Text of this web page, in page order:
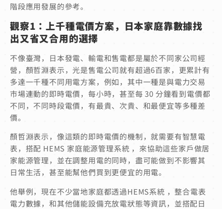
階段應用發展的參考。
觀察1：上千種電價方案，日本家庭靠數據找
出又省又合用的選擇
不像臺灣，日本發電、輸電和售電都是屬於不同家公司經
營，顏哲淵表示，光是售電公司就有超過6百家，更累計有
多達一千種不同用電方案，例如，其中一種是與電力交易
市場連動的即時電價，每小時，甚至每 30 分鐘看到電價都
不同，不同時段電價，有最貴、次貴、和最便宜等多種差
價。
顏哲淵表示，像這類的即時電價的機制，就需要有智慧電
表，搭配 HEMS 家庭能源管理系統 ，來協助這些家戶做居
家能源管理，並在調整用電的同時，盡可能做到不影響其
日常生活，甚至能幫他們買到更便宜的用電。
他舉例，現在不少當地家庭都透過HEMS系統 ，整合電表
電力數據，和其他儲能設備充放電狀態等資訊，並搭配日